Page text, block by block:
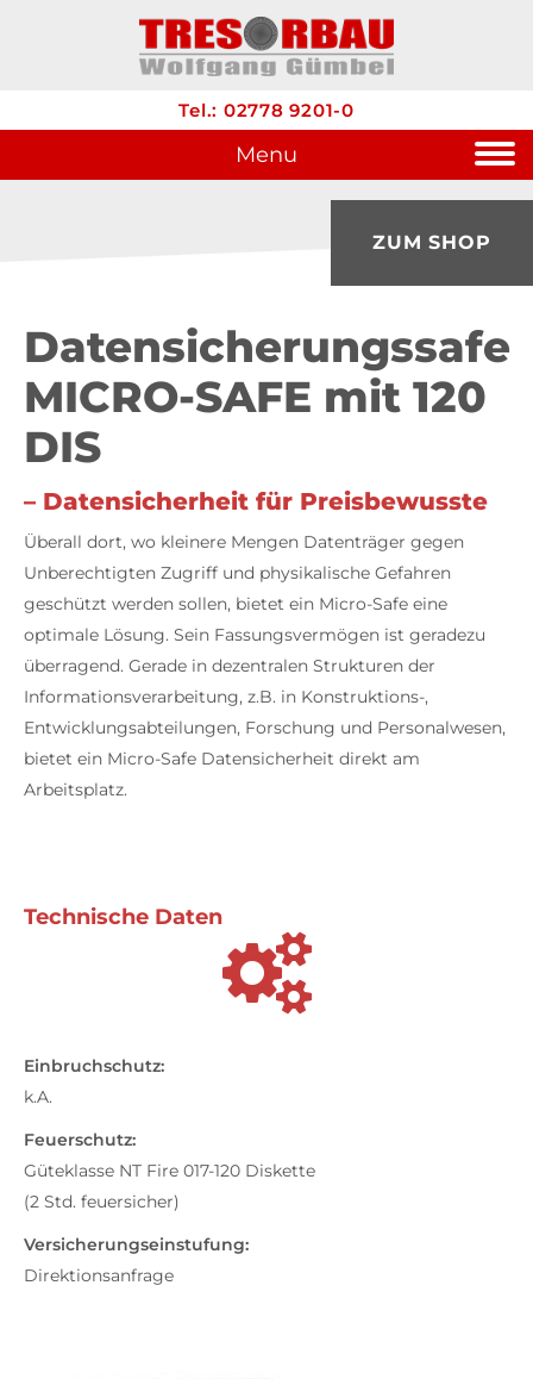
ZUM SHOP
Tel.: 02778 9201-0
Menu
Datensicherungssafe
MICRO-SAFE mit 120
DIS
– Datensicherheit für Preisbewusste
Überall dort, wo kleinere Mengen Datenträger gegen
Unberechtigten Zugriff und physikalische Gefahren
geschützt werden sollen, bietet ein Micro-Safe eine
optimale Lösung. Sein Fassungsvermögen ist geradezu
überragend. Gerade in dezentralen Strukturen der
Informationsverarbeitung, z.B. in Konstruktions-,
Entwicklungsabteilungen, Forschung und Personalwesen,
bietet ein Micro-Safe Datensicherheit direkt am
Arbeitsplatz.
Technische Daten
Einbruchschutz:
k.A.
Feuerschutz:
Güteklasse NT Fire 017-120 Diskette
(2 Std. feuersicher)
Versicherungseinstufung:
Direktionsanfrage